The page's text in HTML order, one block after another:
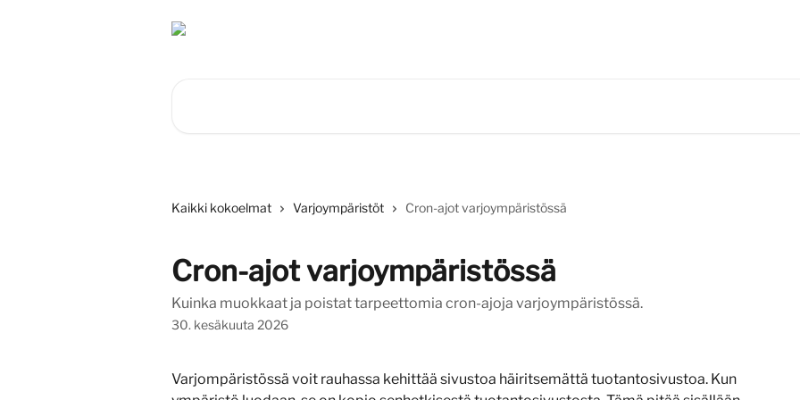
Kaikki kokoelmat Varjoympäristöt Cron-ajot varjoympäristössä
Cron-ajot varjoympäristössä
Kuinka muokkaat ja poistat tarpeettomia cron-ajoja varjoympäristössä.
30. kesäkuuta 2026
Varjompäristössä voit rauhassa kehittää sivustoa häiritsemättä tuotantosivustoa. Kun